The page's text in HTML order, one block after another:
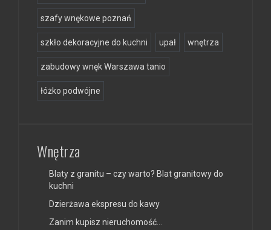
szafy wnękowe poznań
szkło dekoracyjne do kuchni upał wnętrza
zabudowy wnęk Warszawa tanio
łóżko podwójne
Wnętrza
Blaty z granitu – czy warto? Blat granitowy do
kuchni
Dzierżawa ekspresu do kawy
Zanim kupisz nieruchomość…